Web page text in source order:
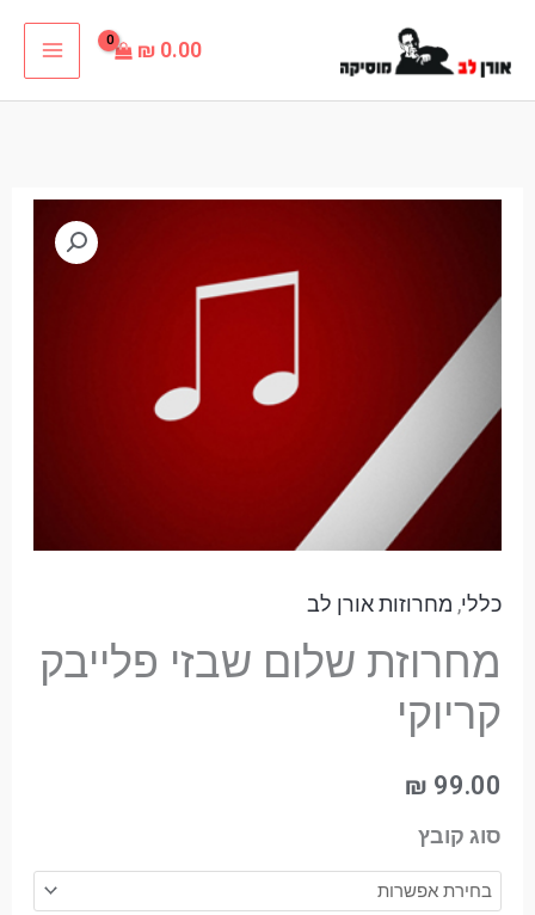
לתוכן
₪ 0.00
כללי, מחרוזות אורן לב
מחרוזת שלום שבזי פלייבק
קריוקי
₪ 99.00
סוג קובץ
מחרוזת
שלום
פלייבק
קריוקי